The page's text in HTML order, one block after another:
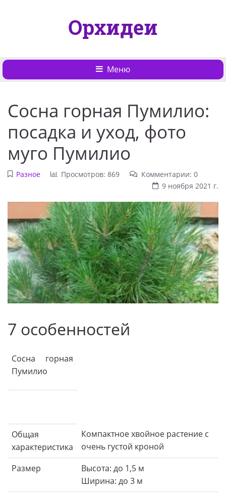
Орхидеи
Меню
Сосна горная Пумилио:
посадка и уход, фото
муго Пумилио
Разное Просмотров: 869
Комментарии: 0
9 ноября 2021 г.
7 особенностей
Сосна горная
Пумилио
Общая
характеристика
Компактное хвойное растение с
очень густой кроной
Размер
Высота: до 1,5 м
Ширина: до 3 м